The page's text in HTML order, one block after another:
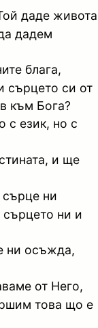
даде живота
дадем
блага,
сърцето си от
към Бога?
с език, но с
и ще
сърце ни
ни и
ни осъжда,
от Него,
това що е